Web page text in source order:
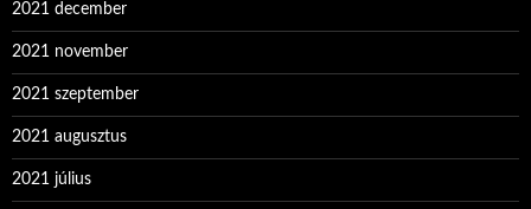
2021 december
2021 november
2021 szeptember
2021 augusztus
2021 július